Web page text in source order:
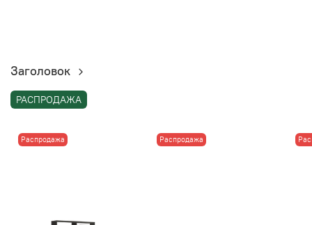
Заголовок
РАСПРОДАЖА
Распродажа Распродажа